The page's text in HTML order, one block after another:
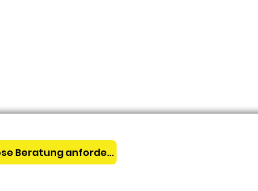
kostenlose Beratung anfordern!